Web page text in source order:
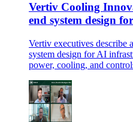
Vertiv Cooling
end system design
Vertiv executives describe
system design for AI
power, cooling, and